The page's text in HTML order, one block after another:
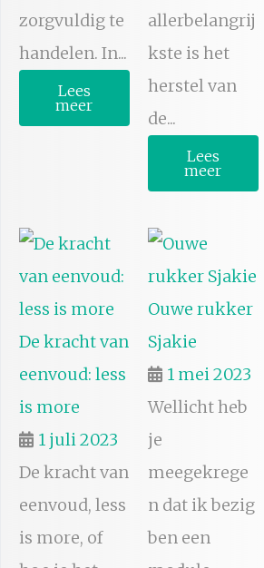
zorgvuldig te
handelen. In...
Lees
meer
allerbelangrij
kste is het
herstel van
de...
Lees
meer
De kracht van
eenvoud: less
is more
1 juli 2023
De kracht van
eenvoud, less
is more, of
Ouwe rukker
Sjakie
1 mei 2023
Wellicht heb
je
meegekrege
n dat ik bezig
ben een